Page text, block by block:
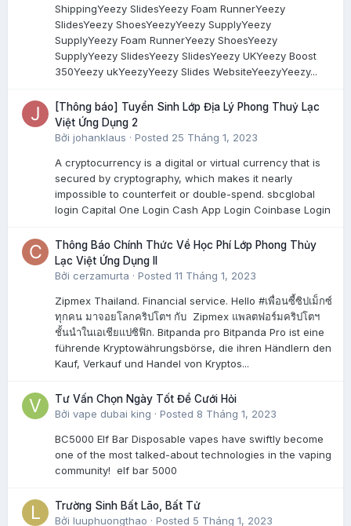
ShippingYeezy SlidesYeezy Foam RunnerYeezy
SlidesYeezy ShoesYeezyYeezy SupplyYeezy
SupplyYeezy Foam RunnerYeezy ShoesYeezy
SupplyYeezy SlidesYeezy SlidesYeezy UKYeezy Boost
350Yeezy ukYeezyYeezy Slides WebsiteYeezyYeezy...
[Thông báo] Tuyển Sinh Lớp Địa Lý Phong Thuỷ Lạc
Việt Ứng Dụng 2
Bởi johanklaus · Posted 25 Tháng 1, 2023
A cryptocurrency is a digital or virtual currency that is
secured by cryptography, which makes it nearly
impossible to counterfeit or double-spend. sbcglobal
login Capital One Login Cash App Login Coinbase Login
Thông Báo Chính Thức Về Học Phí Lớp Phong Thủy
Lạc Việt Ứng Dụng II
Bởi cerzamurta · Posted 11 Tháng 1, 2023
Zipmex Thailand. Financial service. Hello #เพื่อนซี้ซิปเม็กซ์
ทุกคน มาจอยโลกคริปโตฯ กับ Zipmex แพลตฟอร์มคริปโตฯ
ชั้นนำในเอเชียแปซิฟิก. Bitpanda pro Bitpanda Pro ist eine
führende Kryptowährungsbörse, die ihren Händlern den
Kauf, Verkauf und Handel von Kryptos...
Tư Vấn Chọn Ngày Tốt Để Cưới Hỏi
Bởi vape dubai king · Posted 8 Tháng 1, 2023
BC5000 Elf Bar Disposable vapes have swiftly become
one of the most talked-about technologies in the vaping
community! elf bar 5000
Trường Sinh Bất Lão, Bất Tử
Bởi luuphuongthao · Posted 5 Tháng 1, 2023